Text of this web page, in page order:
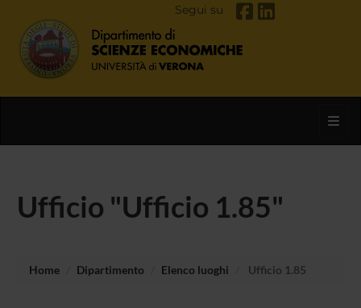
Segui su
Ufficio "Ufficio 1.85"
Home Dipartimento Elenco luoghi Ufficio 1.85